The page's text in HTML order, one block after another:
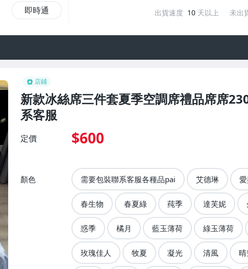
店鋪
新款冰絲席三件套夏季空調席禮品席席
系客服
定價 $600
顏色 需要包裝聯系客服各種品pai 艾德琳
春生物 春夏綠 莼季 達芙妮
惑季 橘月 藍玉薄荷 綠玉薄荷
玫瑰佳人 牧夏 凝光 清風
即時通 出貨速度 10 天以上 未出